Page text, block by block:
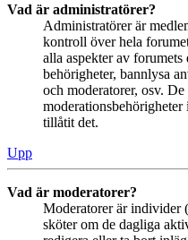
Vad är administratörer?
Administratörer är
kontroll över hela
alla aspekter av
behörigheter, bannlysa
och moderatorer, osv.
tillåtit det.
Upp
Vad är moderatorer?
Moderatorer är individer
sköter om de dagliga